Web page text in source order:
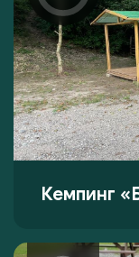
Кемпинг